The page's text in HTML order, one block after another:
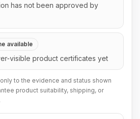
has not been approved by
available
visible product certificates yet
to the evidence and status shown
product suitability, shipping, or